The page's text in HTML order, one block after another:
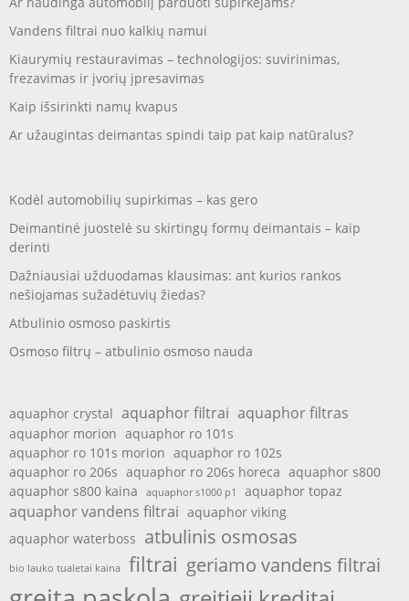
Vandens filtrai nuo kalkių namui
Kiaurymių restauravimas – technologijos: suvirinimas,
frezavimas ir įvorių įpresavimas
Kaip išsirinkti namų kvapus
Ar užaugintas deimantas spindi taip pat kaip natūralus?
Kodėl automobilių supirkimas – kas gero
Deimantinė juostelė su skirtingų formų deimantais – kaip
derinti
Dažniausiai užduodamas klausimas: ant kurios rankos
nešiojamas sužadėtuvių žiedas?
Atbulinio osmoso paskirtis
Osmoso filtrų – atbulinio osmoso nauda
aquaphor crystal aquaphor filtrai aquaphor filtras
aquaphor morion aquaphor ro 101s
aquaphor ro 101s morion aquaphor ro 102s
aquaphor ro 206s aquaphor ro 206s horeca aquaphor s800
aquaphor s800 kaina
aquaphor s1000 p1 aquaphor topaz
aquaphor vandens filtrai aquaphor viking
aquaphor waterboss atbulinis osmosas
bio lauko tualetai kaina filtrai geriamo vandens filtrai